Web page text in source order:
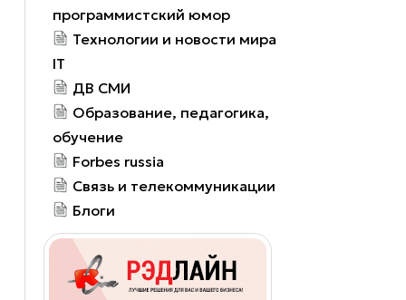
программистский юмор
Технологии и новости мира
IT
ДВ СМИ
Образование, педагогика,
обучение
Forbes russia
Связь и телекоммуникации
Блоги